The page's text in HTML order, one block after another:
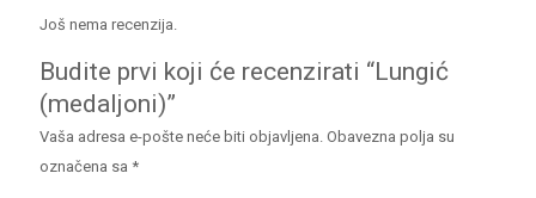
Još nema recenzija.
Budite prvi koji će recenzirati “Lungić
(medaljoni)”
Vaša adresa e-pošte neće biti objavljena. Obavezna polja su
označena sa *